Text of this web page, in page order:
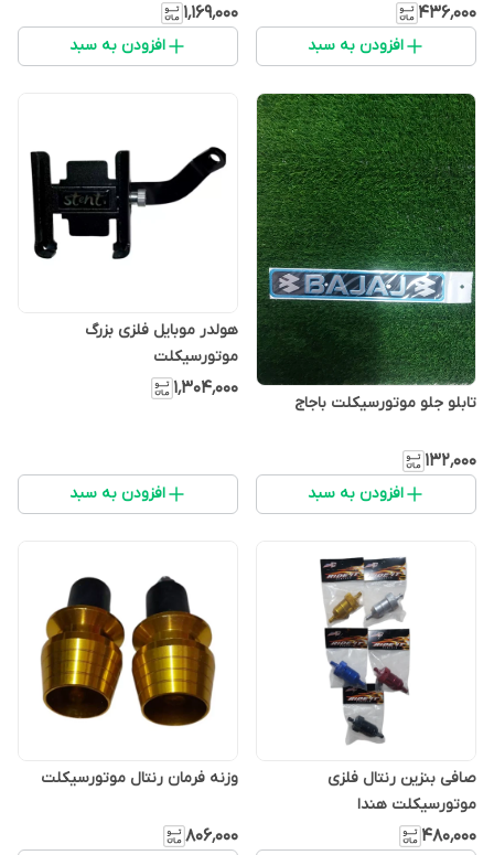
۴۳۶٬۰۰۰
افزودن به سبد
۱٬۱۶۹٬۰۰۰
افزودن به سبد
تابلو جلو موتورسیکلت باجاج
۱۳۲٬۰۰۰
افزودن به سبد
هولدر موبایل فلزی بزرگ
موتورسیکلت
۱٬۳۰۴٬۰۰۰
افزودن به سبد
صافی بنزین رنتال فلزی
موتورسیکلت هندا
۴۸۰٬۰۰۰
وزنه فرمان رنتال موتورسیکلت
۸۰۶٬۰۰۰